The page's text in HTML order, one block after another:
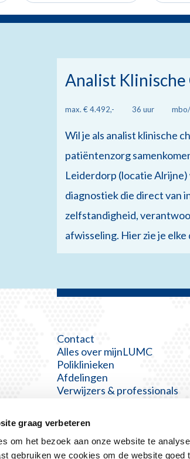
graag verbeteren
om het bezoek aan onze website te
gebruiken we cookies om de website goed
Analist Klinische
max. € 4.492,- 36 uur
Wil je als analist klinische
patiëntenzorg
Leiderdorp (locatie
diagnostiek die direct van
zelfstandigheid,
afwisseling. Hier zie je
Contact
Alles over mijnLUMC
Poliklinieken
Afdelingen
Verwijzers & professionals